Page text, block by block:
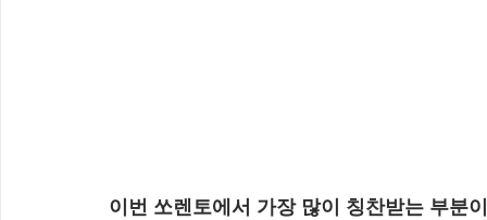
이번 쏘렌토에서 가장 많이 칭찬받는 부분